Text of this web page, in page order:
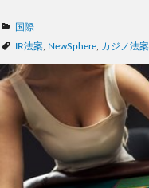
カ
テ
リ
国際
タ
IR法案 NewSphere カジノ法案